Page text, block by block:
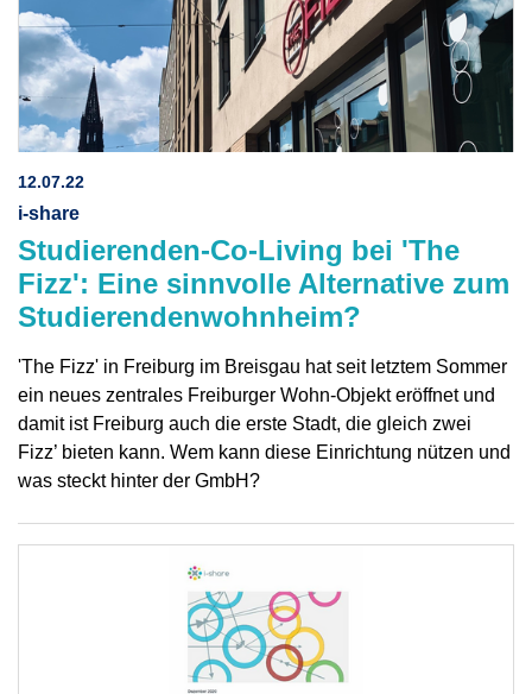
i-share
Studierenden-Co-Living bei 'The
Fizz': Eine sinnvolle Alternative zum
Studierendenwohnheim?
12.07.22
'The Fizz' in Freiburg im Breisgau hat seit letztem Sommer
ein neues zentrales Freiburger Wohn-Objekt eröffnet und
damit ist Freiburg auch die erste Stadt, die gleich zwei
Fizz’ bieten kann. Wem kann diese Einrichtung nützen und
was steckt hinter der GmbH?